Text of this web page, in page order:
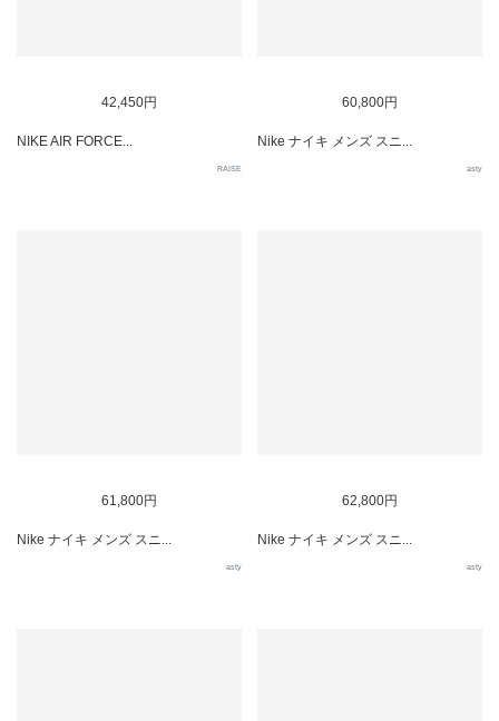
42,450円
NIKE AIR FORCE...
RAISE
60,800円
Nike ナイキ メンズ スニ...
asty
61,800円
Nike ナイキ メンズ スニ...
asty
62,800円
Nike ナイキ メンズ スニ...
asty